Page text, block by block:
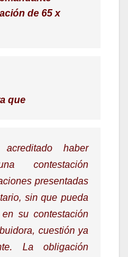
de 65 x
que
haber
contestación
presentadas
sin que pueda
su contestación
cuestión ya
La obligación